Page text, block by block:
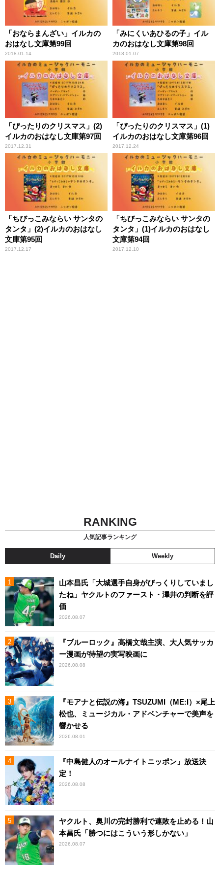
「おならまんざい」イルカの
おはなし文庫第99回
2018.01.14
「みにくいあひるの子」イル
カのおはなし文庫第98回
2018.01.07
「ぴったりのクリスマス」(2)
イルカのおはなし文庫第97回
2017.12.31
「ぴったりのクリスマス」(1)
イルカのおはなし文庫第96回
2017.12.24
「ちびっこみならい サンタの
タンタ」(2)イルカのおはなし
文庫第95回
2017.12.17
「ちびっこみならい サンタの
タンタ」(1)イルカのおはなし
文庫第94回
2017.12.10
RANKING
人気記事ランキング
Daily Weekly
山本昌氏「大城選手自身がびっくりしていまし
たね」ヤクルトのファースト・澤井の判断を評
価
2026.08.07
『ブルーロック』高橋文哉主演、大人気サッカ
ー漫画が待望の実写映画に
2026.08.08
『モアナと伝説の海』TSUZUMI（ME:I）×尾上
松也、ミュージカル・アドベンチャーで美声を
響かせる
2026.08.01
『中島健人のオールナイトニッポン』放送決
定！
2026.08.08
ヤクルト、奥川の完封勝利で連敗を止める！山
本昌氏「勝つにはこういう形しかない」
2026.08.07